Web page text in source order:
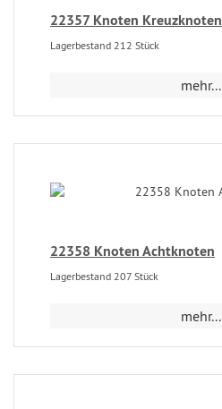
22357 Knoten Kreuzknoten
Lagerbestand 212 Stück
mehr...
22358 Knoten Achtknoten
Lagerbestand 207 Stück
mehr...